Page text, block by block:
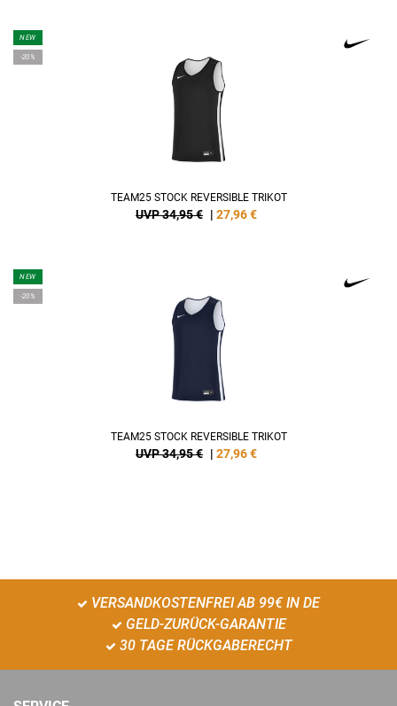
NEW
-20%
TEAM25 STOCK REVERSIBLE TRIKOT
UVP 34,95 € | 27,96€
NEW
-20%
TEAM25 STOCK REVERSIBLE TRIKOT
UVP 34,95 € | 27,96€
VERSANDKOSTENFREI AB 99€ IN DE
GELD-ZURÜCK-GARANTIE
30 TAGE RÜCKGABERECHT